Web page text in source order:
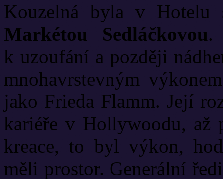
Kouzelná byla v Hotelu
Markétou Sedláčkovou.
k uzoufání a později
mnohavrstevným
jako Frieda Flamm. Její
kariéře v Hollywoodu, až
kreace, to byl výkon,
měli prostor. Generální